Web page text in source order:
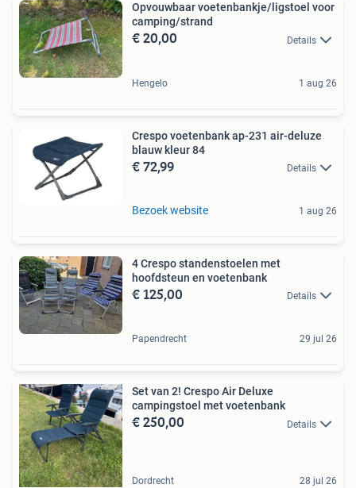
Opvouwbaar voetenbankje/ligstoel voor
camping/strand
€ 20,00 Details
Hengelo 1 aug 26
Crespo voetenbank ap-231 air-deluze
blauw kleur 84
€ 72,99 Details
Bezoek website 1 aug 26
4 Crespo standenstoelen met
hoofdsteun en voetenbank
€ 125,00 Details
Papendrecht 29 jul 26
Set van 2! Crespo Air Deluxe
campingstoel met voetenbank
€ 250,00 Details
Dordrecht 28 jul 26